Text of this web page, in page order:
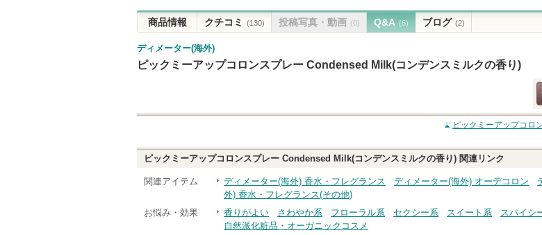
商品情報 クチコミ (130) 投稿写真・動画 (0) Q&A (6) ブログ (2)
ディメーター(海外)
ピックミーアップコロンスプレー Condensed Milk(コンデンスミルクの香り)
ピックミーアップコロ
ピックミーアップコロンスプレー Condensed Milk(コンデンスミルクの香り) 関連リンク
関連アイテム ディメーター(海外) 香水・フレグランス ディメーター(海外) オーデコロン
外) 香水・フレグランス(その他)
お悩み・効果
香りがよい さわやか系 フローラル系 セクシー系 スイート系 スパイシ
自然派化粧品・オーガニックコスメ